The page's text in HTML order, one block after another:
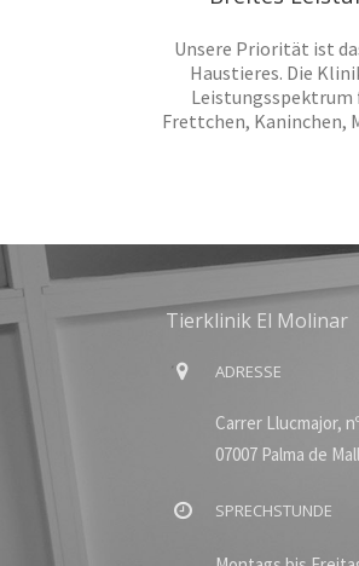
Unsere Priorität ist
Haustieres. Die
Leistungsspektrum
Frettchen, Kaninchen,
Tierklinik El Molinar
ADRESSE
Carrer Llucmajor,
07007 Palma de
SPRECHSTUNDE